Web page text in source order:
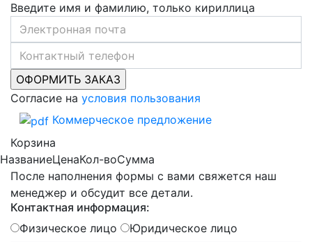
Введите имя и фамилию, только кириллица
Согласие на условия пользования
Коммерческое предложение
Корзина
НазваниеЦенаКол-воСумма
После наполнения формы с вами свяжется наш
менеджер и обсудит все детали.
Контактная информация:
Физическое лицо
Юридическое лицо